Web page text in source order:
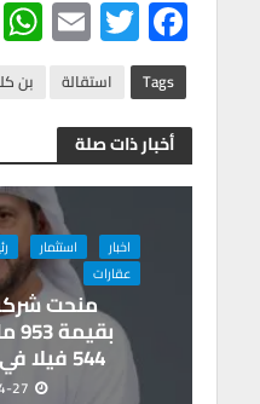
F
ac
e
b
o
o
k
T
wi
tt
er
E
m
ail Tags استقالة بن
أخبار ذات صلة
اخبار استثمار
عقارات
منحت
544 فيلا في نخلة جبل علي
27